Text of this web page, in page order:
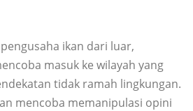
ikan dari luar,
masuk ke wilayah yang
tidak ramah lingkungan.
mencoba memanipulasi opini